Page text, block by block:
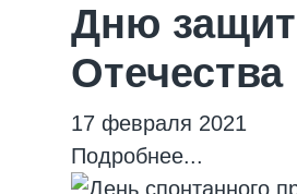
Дню
Отечества
17 февраля 2021
Подробнее...